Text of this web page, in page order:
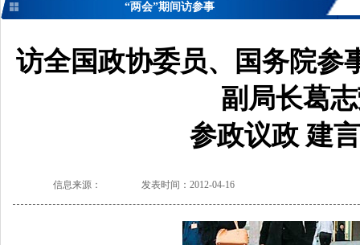
“两会”期间访参事
访全国政协委员、国务院参
副局长葛
参政议政 建
信息来源： 发表时间：2012-04-16